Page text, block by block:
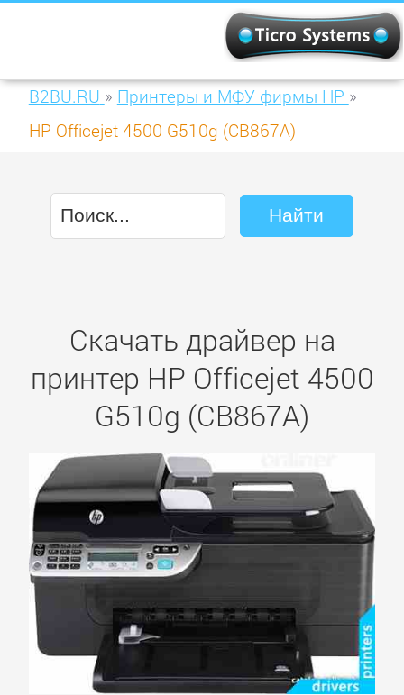
B2BU.RU » Принтеры и МФУ фирмы HP »
HP Officejet 4500 G510g (CB867A)
Скачать драйвер на
принтер HP Officejet 4500
G510g (CB867A)